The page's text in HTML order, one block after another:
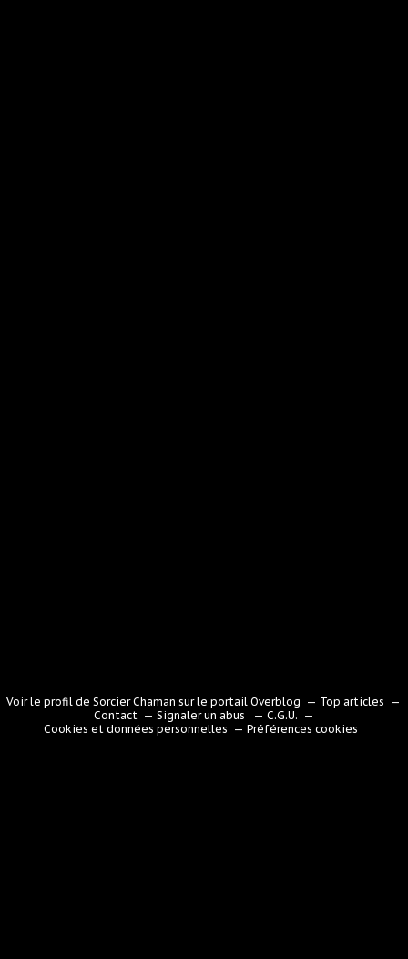
Voir le profil deSorcier Chaman sur le portail Overblog
Top articles
Contact
Signaler un abus
C.G.U.
Cookies et données personnelles
Préférences cookies